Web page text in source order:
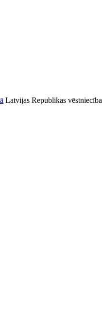
Latvijas Republikas vēstniecība